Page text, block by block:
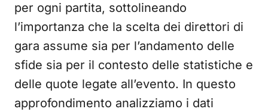
per ogni partita, sottolineando
l’importanza che la scelta dei direttori di
gara assume sia per l’andamento delle
sfide sia per il contesto delle statistiche e
delle quote legate all’evento. In questo
approfondimento analizziamo i dati